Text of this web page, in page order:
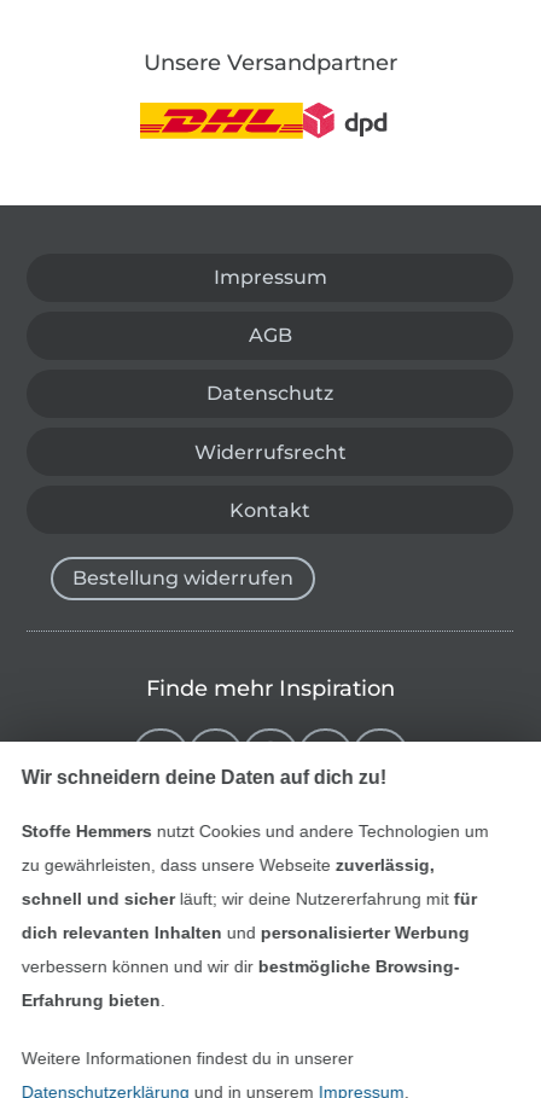
Unsere Versandpartner
Impressum
AGB
Datenschutz
Widerrufsrecht
Kontakt
Bestellung widerrufen
Finde mehr Inspiration
Wir schneidern deine Daten auf dich zu!
Stoffe Hemmers nutzt Cookies und andere Technologien um
zu gewährleisten, dass unsere Webseite zuverlässig,
schnell und sicherläuft; wir deine Nutzererfahrung mitfür
dich relevanten Inhalten und personalisierter Werbung
verbessern können und wir dir bestmögliche Browsing-
Erfahrung bieten
Weitere Informationen findest du in unserer
Datenschutzerklärung und in unserem Impressum